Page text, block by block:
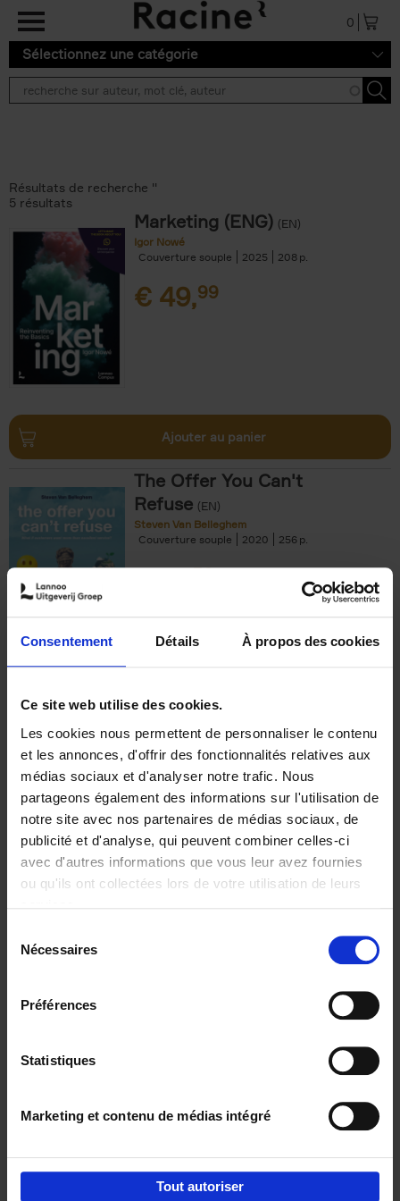
Consentement Détails À propos des cookies
Ce site web utilise des cookies.
Les cookies nous permettent de personnaliser le contenu
et les annonces, d'offrir des fonctionnalités relatives aux
médias sociaux et d'analyser notre trafic. Nous
partageons également des informations sur l'utilisation de
notre site avec nos partenaires de médias sociaux, de
publicité et d'analyse, qui peuvent combiner celles-ci
avec d'autres informations que vous leur avez fournies
ou qu'ils ont collectées lors de votre utilisation de leurs
Nécessaires
Préférences
Statistiques
Marketing et contenu de médias intégré
Tout autoriser
Aller au contenu principal
0
Sélectionnez une catégorie
Résultats de recherche ''
5 résultats
Marketing (ENG) (EN)
Igor Nowé
Couverture souple
2025 208
€ 49,99
Ajouter au panier
The Offer You Can't
Refuse (EN)
Steven Van Belleghem
Couverture souple
2020 256
€37,50
Building Bonds = Building
Business
Jochen Roef Jozefien De Feyter
Carolien Boom
Couverture souple
2025 200
€29,99
Digital marketing like a PRO -
completely revised edition (EN)